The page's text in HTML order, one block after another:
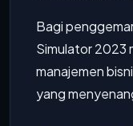
Bagi
Simulator 2023
manajemen
yang